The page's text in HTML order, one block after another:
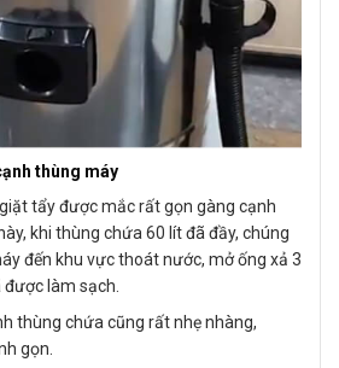
thùng máy
tẩy được mắc rất gọn gàng cạnh
khi thùng chứa 60 lít đã đầy, chúng
đến khu vực thoát nước, mở ống xả 3
làm sạch.
thùng chứa cũng rất nhẹ nhàng,
gọn.